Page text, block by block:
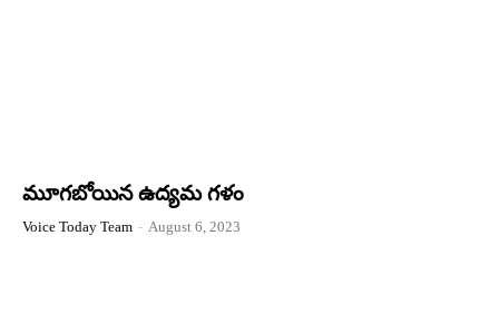
మూగబోయిన ఉద్యమ గళం
Voice Today Team - August 6, 2023